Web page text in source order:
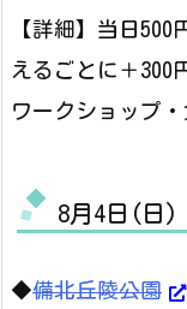
【詳細】当日
えるごとに＋300
ワークショップ
8月4日(日)
◆備北丘陵公園